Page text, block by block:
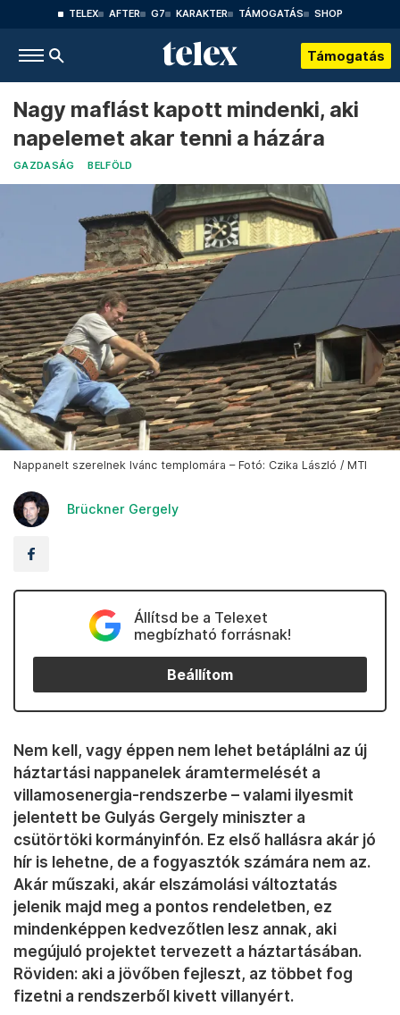
TELEX AFTER G7 KARAKTER TÁMOGATÁS SHOP
Támogatás
Nagy maflást kapott mindenki, aki
napelemet akar tenni a házára
GAZDASÁG BELFÖLD
Nappanelt szerelnek Ivánc templomára – Fotó: Czika László / MTI
Brückner Gergely
Állítsd be a Telexet
megbízható forrásnak!
Beállítom
Nem kell, vagy éppen nem lehet betáplálni az új
háztartási nappanelek áramtermelését a
villamosenergia-rendszerbe – valami ilyesmit
jelentett be Gulyás Gergely miniszter a
csütörtöki kormányinfón. Ez első hallásra akár jó
hír is lehetne, de a fogyasztók számára nem az.
Akár műszaki, akár elszámolási változtatás
jelenik majd meg a pontos rendeletben, ez
mindenképpen kedvezőtlen lesz annak, aki
megújuló projektet tervezett a háztartásában.
Röviden: aki a jövőben fejleszt, az többet fog
fizetni a rendszerből kivett villanyért.